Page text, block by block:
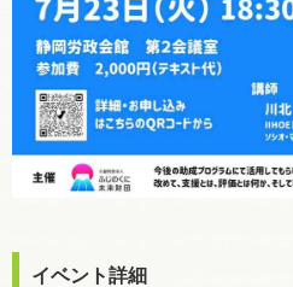
イベント詳細